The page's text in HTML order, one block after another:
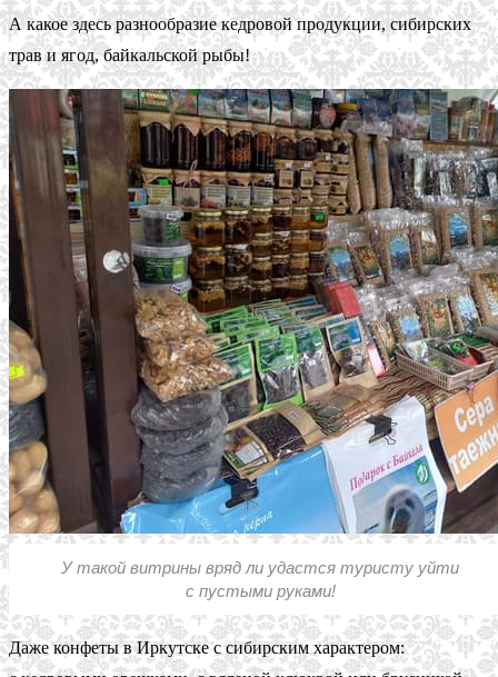
А какое здесь разнообразие кедровой продукции, сибирских
трав и ягод, байкальской рыбы!
У такой витрины вряд ли удастся туристу уйти
с пустыми руками!
Даже конфеты в Иркутске с сибирским характером: